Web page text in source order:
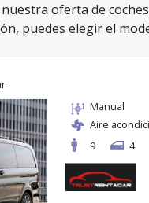
oferta de
puedes elegir el
Manual
Aire
9
4